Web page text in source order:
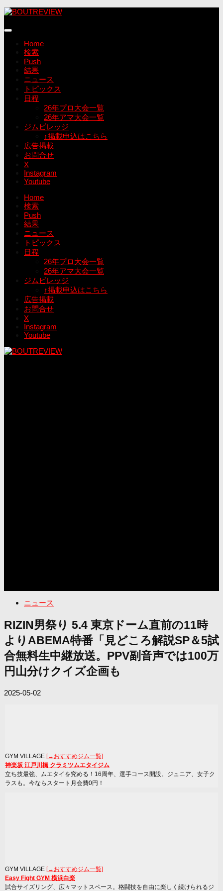
コ
テ
Home
検索
Push
結果
ニュース
トピックス
日程
26年プロ大会一覧
26年アマ大会一覧
ジムビレッジ
↑掲載申込はこちら
広告掲載
お問合せ
X
Instagram
Youtube
Home
検索
Push
結果
ニュース
トピックス
日程
26年プロ大会一覧
26年アマ大会一覧
ジムビレッジ
↑掲載申込はこちら
広告掲載
お問合せ
X
Instagram
Youtube
ニュース
RIZIN男祭り 5.4 東京ドーム直前の11時
よりABEMA特番「見どころ解説SP＆5試
合無料生中継放送。PPV副音声では100万
円山分けクイズ企画も
2025-05-02
GYM VILLAGE [→おすすめジム一覧]
神楽坂 江戸川橋 クラミツムエタイジム
立ち技最強、ムエタイを究める！16周年、選手コース開設。ジュニア、女子ク
ラスも。今ならスタート月会費0円！
GYM VILLAGE [→おすすめジム一覧]
Easy Fight GYM 横浜白楽
試合サイズリング、広々マットスペース。格闘技を自由に楽しく続けられるジ